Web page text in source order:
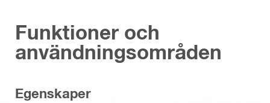
Funktioner och
användningsområden
Egenskaper